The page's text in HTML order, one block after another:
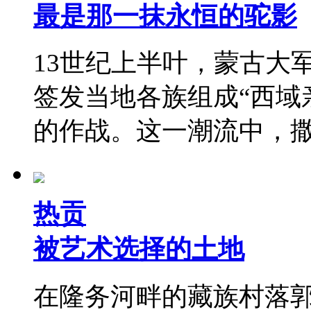
最是那一抹永恒的驼影
13世纪上半叶，蒙古大
签发当地各族组成“西
的作战。这一潮流中
热贡
被艺术选择的土地
在隆务河畔的藏族村落